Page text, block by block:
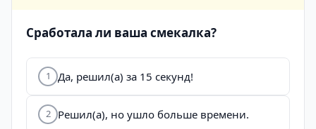
Сработала ли ваша смекалка?
1 Да, решил(а) за 15 секунд!
2 Решил(а), но ушло больше времени.